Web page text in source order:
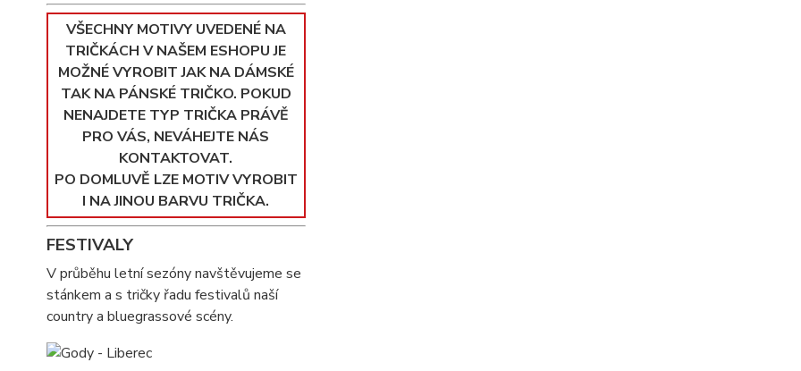
VŠECHNY MOTIVY UVEDENÉ NA
TRIČKÁCH V NAŠEM ESHOPU JE
MOŽNÉ VYROBIT JAK NA DÁMSKÉ
TAK NA PÁNSKÉ TRIČKO. POKUD
NENAJDETE TYP TRIČKA PRÁVĚ
PRO VÁS, NEVÁHEJTE NÁS
KONTAKTOVAT.
PO DOMLUVĚ LZE MOTIV VYROBIT
I NA JINOU BARVU TRIČKA.
FESTIVALY
V průběhu letní sezóny navštěvujeme se
stánkem a s tričky řadu festivalů naší
country a bluegrassové scény.